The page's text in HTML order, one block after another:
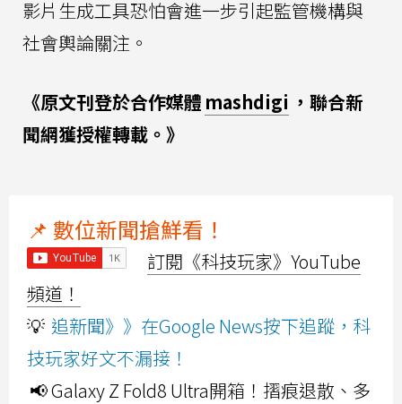
影片生成工具恐怕會進一步引起監管機構與
社會輿論關注。
《原文刊登於合作媒體 mashdigi ，聯合新
聞網獲授權轉載。》
📌 數位新聞搶鮮看！
訂閱《科技玩家》YouTube
頻道！
💡 追新聞》》在Google News按下追蹤，科
技玩家好文不漏接！
📢 Galaxy Z Fold8 Ultra開箱！摺痕退散、多